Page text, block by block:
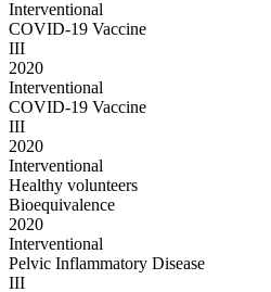
Interventional
COVID-19 Vaccine
III
2020
Interventional
COVID-19 Vaccine
III
2020
Interventional
Healthy volunteers
Bioequivalence
2020
Interventional
Pelvic Inflammatory Disease
III